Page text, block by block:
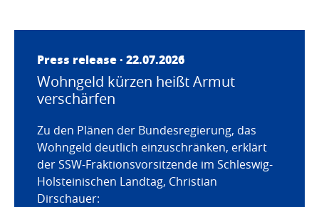
Press release · 22.07.2026
Wohngeld kürzen heißt Armut
verschärfen
Zu den Plänen der Bundesregierung, das
Wohngeld deutlich einzuschränken, erklärt
der SSW-Fraktionsvorsitzende im Schleswig-
Holsteinischen Landtag, Christian
Dirschauer: